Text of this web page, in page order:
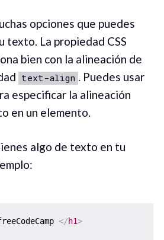
opciones que puedes
texto. La propiedad CSS
bien con la alineación de
text-align . Puedes usar
especificar la alineación
en un elemento.
algo de texto en tu
</h1>